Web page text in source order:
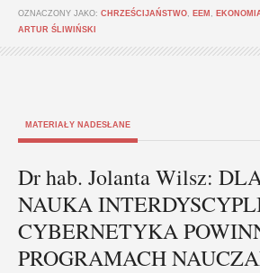
OZNACZONY JAKO: CHRZEŚCIJAŃSTWO EEM
ARTUR ŚLIWIŃSKI
MATERIAŁY NADESŁANE
Dr hab. Jolanta Wilsz:
NAUKA
CYBERNETYKA
PROGRAMACH